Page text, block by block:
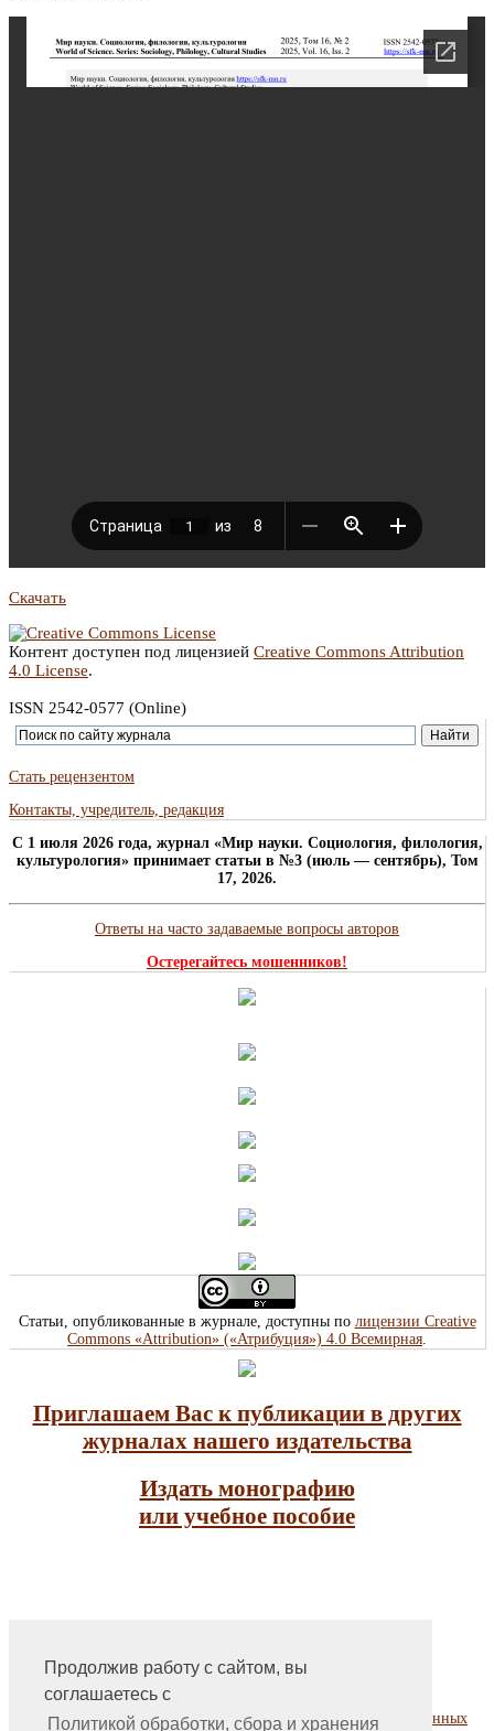
Продолжив работу с сайтом, вы
соглашаетесь с
Политикой обработки, сбора и хранения
Скачать
Контент доступен под лицензией Creative Commons Attribution
4.0 License.
ISSN 2542-0577 (Online)
Стать рецензентом
Контакты, учредитель, редакция
C 1 июля 2026 года, журнал «Мир науки. Социология, филология,
культурология» принимает статьи в №3 (июль — сентябрь), Том
17, 2026.
Ответы на часто задаваемые вопросы авторов
Остерегайтесь мошенников!
Статьи, опубликованные в журнале, доступны по лицензии Creative
Commons «Attribution» («Атрибуция») 4.0 Всемирная
Приглашаем Вас к публикации в других
журналах нашего издательства
Издать монографию
или учебное пособие
Контакты, учредитель, редакция
Политика обработки, сбора и хранения персональных данных